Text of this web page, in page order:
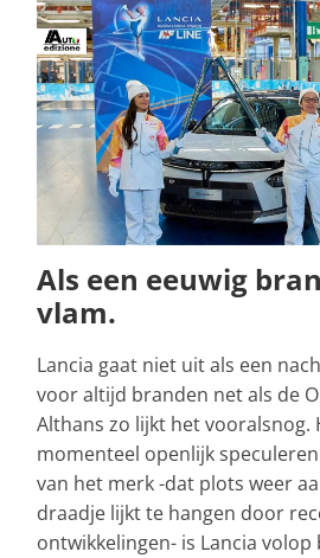
Als een eeuwig
vlam.
Lancia gaat niet uit als een
voor altijd branden net als de
Althans zo lijkt het vooralsnog.
momenteel openlijk
van het merk -dat plots weer
draadje lijkt te hangen door
ontwikkelingen- is Lancia volop